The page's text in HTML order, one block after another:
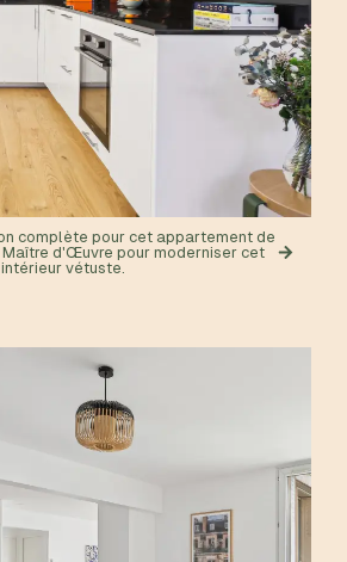
complète pour cet appartement de
Maître d'Œuvre pour moderniser cet
intérieur vétuste.